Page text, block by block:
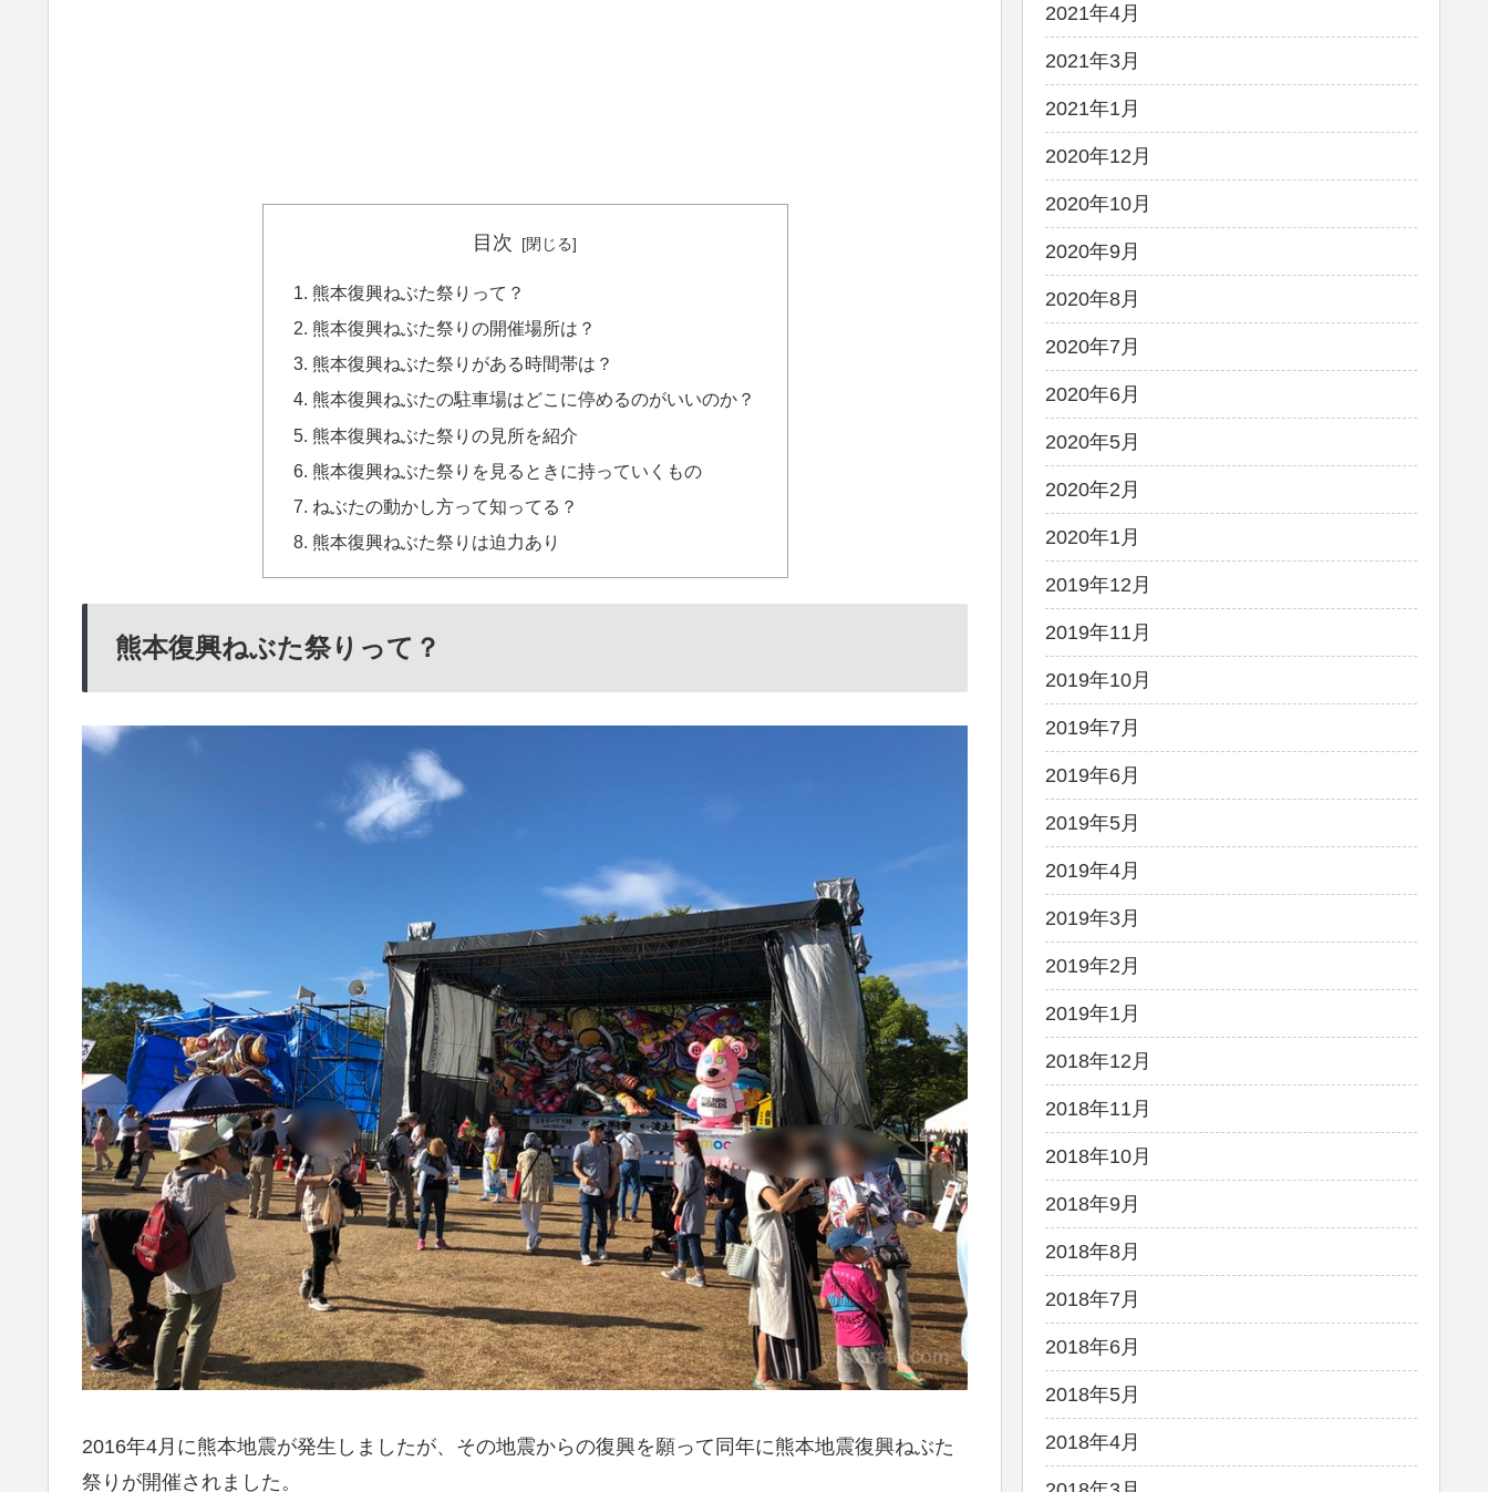
目次
熊本復興ねぶた祭りって？
熊本復興ねぶた祭りの開催場所は？
熊本復興ねぶた祭りがある時間帯は？
熊本復興ねぶたの駐車場はどこに停めるのがいいのか？
熊本復興ねぶた祭りの見所を紹介
熊本復興ねぶた祭りを見るときに持っていくもの
ねぶたの動かし方って知ってる？
熊本復興ねぶた祭りは迫力あり
熊本復興ねぶた祭りって？
2016年4月に熊本地震が発生しましたが、その地震からの復興を願って同年に熊本地震復興ねぶた
祭りが開催されました。
2021年4月
2021年3月
2021年1月
2020年12月
2020年10月
2020年9月
2020年8月
2020年7月
2020年6月
2020年5月
2020年2月
2020年1月
2019年12月
2019年11月
2019年10月
2019年7月
2019年6月
2019年5月
2019年4月
2019年3月
2019年2月
2019年1月
2018年12月
2018年11月
2018年10月
2018年9月
2018年8月
2018年7月
2018年6月
2018年5月
2018年4月